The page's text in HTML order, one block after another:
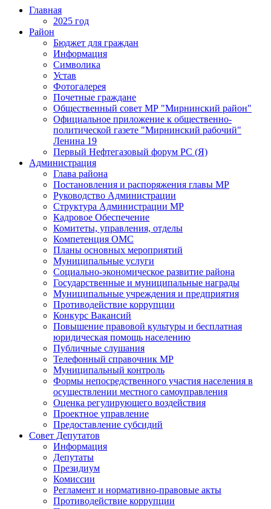
Главная
2025 год
Район
Бюджет для граждан
Информация
Символика
Устав
Фотогалерея
Почетные граждане
Общественный совет МР "Мирнинский район"
Официальное приложение к общественно-
политической газете "Мирнинский рабочий"
Ленина 19
Первый Нефтегазовый форум РС (Я)
Администрация
Глава района
Постановления и распоряжения главы МР
Руководство Администрации
Структура Администрации МР
Кадровое Обеспечение
Комитеты, управления, отделы
Компетенция ОМС
Планы основных мероприятий
Муниципальные услуги
Социально-экономическое развитие района
Государственные и муниципальные награды
Муниципальные учреждения и предприятия
Противодействие коррупции
Конкурс Вакансий
Повышение правовой культуры и бесплатная
юридическая помощь населению
Публичные слушания
Телефонный справочник МР
Муниципальный контроль
Формы непосредственного участия населения в
осуществлении местного самоуправления
Оценка регулирующего воздействия
Проектное управление
Предоставление субсидий
Совет Депутатов
Информация
Депутаты
Президиум
Комиссии
Регламент и нормативно-правовые акты
Противодействие коррупции